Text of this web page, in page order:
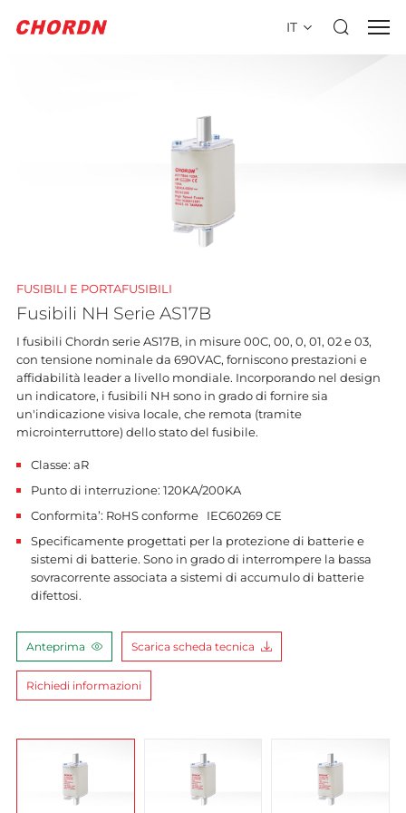
IT
FUSIBILI E PORTAFUSIBILI
Fusibili NH Serie AS17B
I fusibili Chordn serie AS17B, in misure 00C, 00, 0, 01, 02 e 03,
con tensione nominale da 690VAC, forniscono prestazioni e
affidabilità leader a livello mondiale. Incorporando nel design
un indicatore, i fusibili NH sono in grado di fornire sia
un'indicazione visiva locale, che remota (tramite
microinterruttore) dello stato del fusibile.
Classe: aR
Punto di interruzione: 120KA/200KA
Conformita’: RoHS conforme IEC60269 CE
Specificamente progettati per la protezione di batterie e
sistemi di batterie. Sono in grado di interrompere la bassa
sovracorrente associata a sistemi di accumulo di batterie
difettosi.
Anteprima Scarica scheda tecnica
Richiedi informazioni